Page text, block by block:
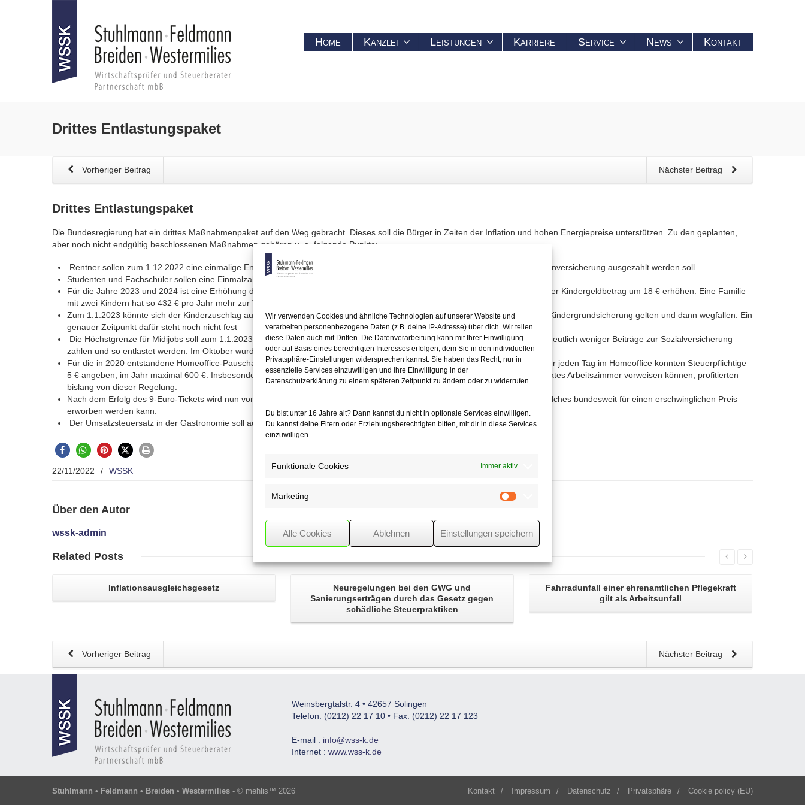
Wir verwenden Cookies und ähnliche Technologien auf unserer Website und
verarbeiten personenbezogene Daten (z.B. deine IP-Adresse) über dich. Wir teilen
diese Daten auch mit Dritten. Die Datenverarbeitung kann mit Ihrer Einwilligung
oder auf Basis eines berechtigten Interesses erfolgen, dem Sie in den individuellen
Privatsphäre-Einstellungen widersprechen kannst. Sie haben das Recht, nur in
essenzielle Services einzuwilligen und ihre Einwilligung in der
Datenschutzerklärung zu einem späteren Zeitpunkt zu ändern oder zu widerrufen.
-
Du bist unter 16 Jahre alt? Dann kannst du nicht in optionale Services einwilligen.
Du kannst deine Eltern oder Erziehungsberechtigten bitten, mit dir in diese Services
einzuwilligen.
Funktionale Cookies Immer aktiv
Marketing
Alle Cookies Ablehnen Einstellungen speichern
Home Kanzlei Leistungen Karriere Service News Kontakt
Drittes Entlastungspaket
Nächster Beitrag
Vorheriger Beitrag
Drittes Entlastungspaket
Die Bundesregierung hat ein drittes Maßnahmenpaket auf den Weg gebracht. Dieses soll die Bürger in Zeiten der Inflation und hohen Energiepreise unterstützen. Zu den geplanten,
aber noch nicht endgültig beschlossenen Maßnahmen gehören u. a. folgende Punkte:
Rentner sollen zum 1.12.2022 eine einmalige Energiepreispauschale in Höhe von 300 € erhalten, die von der Deutschen Rentenversicherung ausgezahlt werden soll.
Studenten und Fachschüler sollen eine Einmalzahlung in Höhe von 200 € erhalten.
Für die Jahre 2023 und 2024 ist eine Erhöhung des Kindergeldes vorgesehen. Für die ersten zwei Kinder pro Familie soll sich der Kindergeldbetrag um 18 € erhöhen. Eine Familie
mit zwei Kindern hat so 432 € pro Jahr mehr zur Verfügung.
Zum 1.1.2023 könnte sich der Kinderzuschlag auf monatlich 250 € erhöhen. Die Regelung soll zunächst bis zur Einführung der Kindergrundsicherung gelten und dann wegfallen. Ein
genauer Zeitpunkt dafür steht noch nicht fest
Die Höchstgrenze für Midijobs soll zum 1.1.2023 auf monatlich 2.000 € steigen. Durch die Erhöhung würden die Arbeitnehmer deutlich weniger Beiträge zur Sozialversicherung
zahlen und so entlastet werden. Im Oktober wurde der Betrag auf 1.600 € angehoben.
Für die in 2020 entstandene Homeoffice-Pauschale könnte die bisherige Befristung bis zum 31.12.2022 aufgehoben werden. Für jeden Tag im Homeoffice konnten Steuerpflichtige
5 € angeben, im Jahr maximal 600 €. Insbesondere Steuerpflichtige, die regelmäßig von Zuhause ausarbeiten, aber kein separates Arbeitszimmer vorweisen können, profitierten
bislang von dieser Regelung.
Nach dem Erfolg des 9-Euro-Tickets wird nun von Bund und Ländern an einer Nachfolgelösung gearbeitet. Ziel ist ein Ticket, welches bundesweit für einen erschwinglichen Preis
erworben werden kann.
Der Umsatzsteuersatz in der Gastronomie soll auch in 2023 zunächst bei 7 % liegen und nicht wieder auf 19 % erhöht werden.
22/11/2022 / WSSK
Über den Autor
wssk-admin
Related Posts
Inflationsausgleichsgesetz Neuregelungen bei den GWG und
Sanierungserträgen durch das Gesetz gegen
schädliche Steuerpraktiken
Fahrradunfall einer ehrenamtlichen Pflegekraft
gilt als Arbeitsunfall
Nächster Beitrag
Vorheriger Beitrag
Weinsbergtalstr. 4 • 42657 Solingen
Telefon: (0212) 22 17 10 • Fax: (0212) 22 17 123
E-mail : info@wss-k.de
Internet : www.wss-k.de
Stuhlmann • Feldmann • Breiden • Westermilies - © mehlis™ 2026 Kontakt / Impressum / Datenschutz / Privatsphäre / Cookie policy (EU)